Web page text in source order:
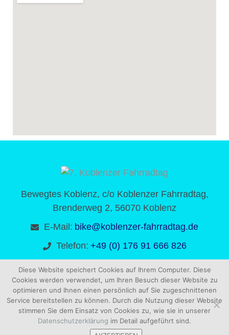
Bewegtes Koblenz, c/o Koblenzer Fahrradtag,
Brenderweg 2, 56070 Koblenz
E-Mail: bike@koblenzer-fahrradtag.de
Telefon: +49 (0) 176 91 666 826
© 2026 – 7. KOBLENZER FAHRRADTAG | DATENSCHUTZ
|
IMPRESSUM| DESIGN BYFELDMANNSERVICES
Diese Website speichert Cookies auf Ihrem Computer. Diese
Cookies werden verwendet, um Ihren Besuch dieser Website zu
optimieren und Ihnen einen persönlich auf Sie zugeschnittenen
Service bereitstellen zu können. Durch die Nutzung dieser Website
stimmen Sie dem Einsatz von Cookies zu, wie sie in unserer
Datenschutzerklärung im Detail aufgeführt sind.